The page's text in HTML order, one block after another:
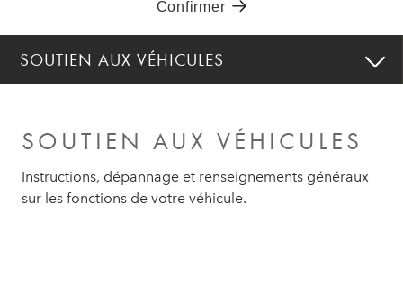
SOUTIEN AUX VÉHICULES
SOUTIEN AUX VÉHICULES
Instructions, dépannage et renseignements généraux
sur les fonctions de votre véhicule.